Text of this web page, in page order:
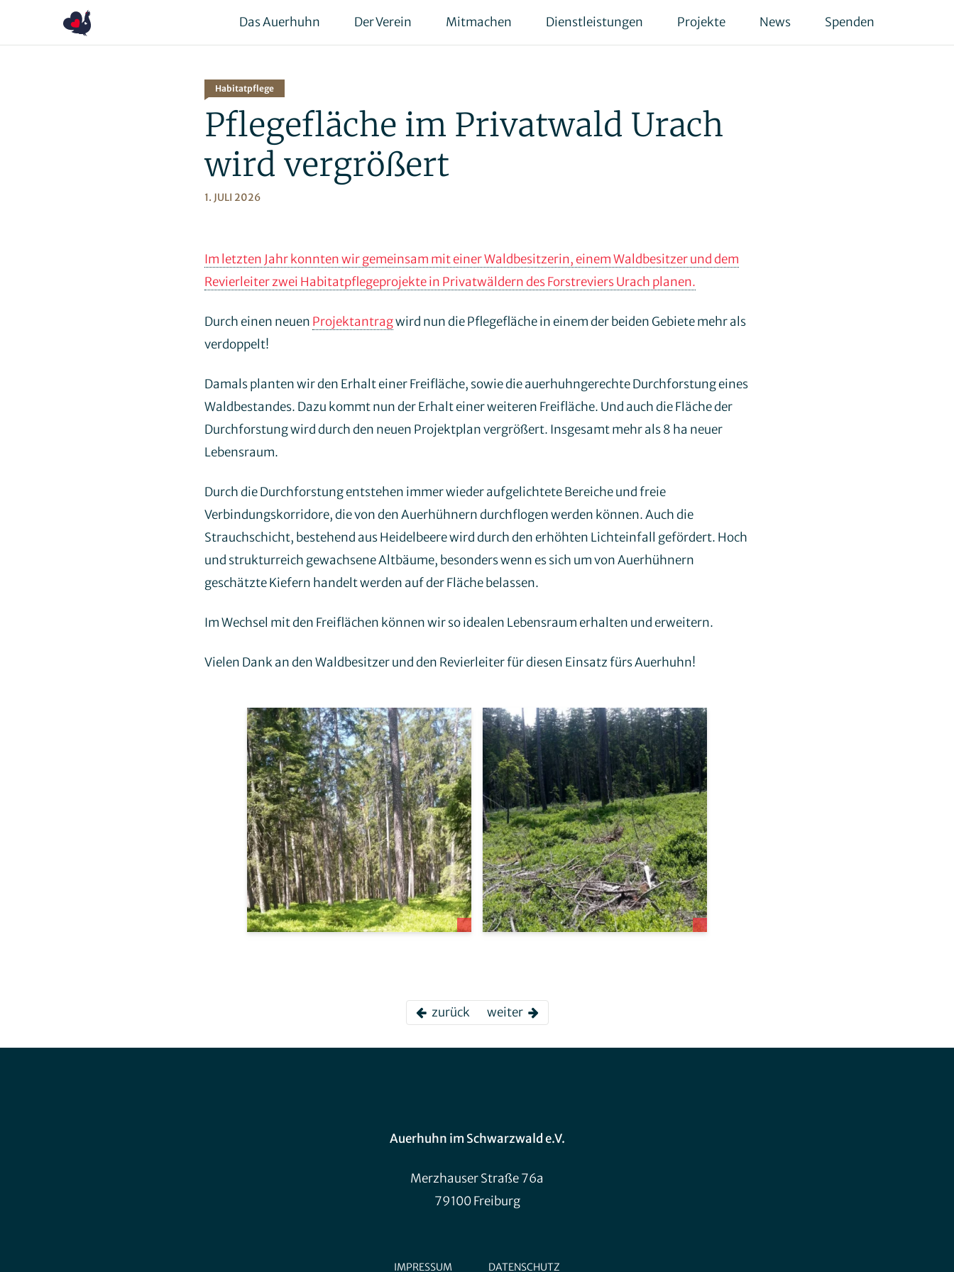
Das Auerhuhn Der Verein Mitmachen Dienstleistungen Projekte News Spenden
Habitatpflege
Pflegefläche im Privatwald Urach
wird vergrößert
1. JULI 2026
Im letzten Jahr konnten wir gemeinsam mit einer Waldbesitzerin, einem Waldbesitzer und dem
Revierleiter zwei Habitatpflegeprojekte in Privatwäldern des Forstreviers Urach planen.
Durch einen neuen Projektantragwird nun die Pflegefläche in einem der beiden Gebiete mehr als
verdoppelt!
Damals planten wir den Erhalt einer Freifläche, sowie die auerhuhngerechte Durchforstung eines
Waldbestandes. Dazu kommt nun der Erhalt einer weiteren Freifläche. Und auch die Fläche der
Durchforstung wird durch den neuen Projektplan vergrößert. Insgesamt mehr als 8 ha neuer
Lebensraum.
Durch die Durchforstung entstehen immer wieder aufgelichtete Bereiche und freie
Verbindungskorridore, die von den Auerhühnern durchflogen werden können. Auch die
Strauchschicht, bestehend aus Heidelbeere wird durch den erhöhten Lichteinfall gefördert. Hoch
und strukturreich gewachsene Altbäume, besonders wenn es sich um von Auerhühnern
geschätzte Kiefern handelt werden auf der Fläche belassen.
Im Wechsel mit den Freiflächen können wir so idealen Lebensraum erhalten und erweitern.
Vielen Dank an den Waldbesitzer und den Revierleiter für diesen Einsatz fürs Auerhuhn!
zurück weiter
Auerhuhn im Schwarzwald e.V.
Merzhauser Straße 76a
79100 Freiburg
IMPRESSUM DATENSCHUTZ